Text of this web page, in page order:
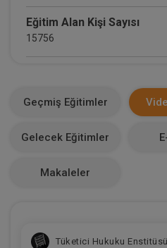
Eğitim Alan Kişi Sayısı
15756
0
Geçmiş Eğitimler
Gelecek Eğitimler
Makaleler
Tüketici Hukuku Enstitüsü